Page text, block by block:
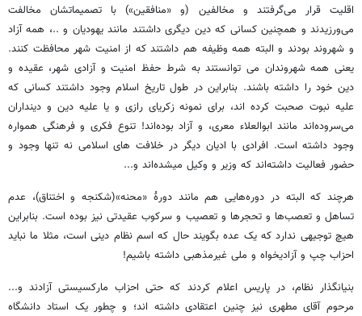
اقلیت قرار می‌گرفتند و مخالفین (و «منافقین») با تصمیماتشان مخالفت
می‌ورزیدند و همچنین کسانی که دین دیگری داشتند مانند یهودیان و ..، همه آزاد
و شهروند بودند و البته همه وظیفه هم داشتند که از امنیت شهر محافظت کنند.
یعنی همه شهروندان می توانستند به شرط حفظ امنیت و آزادی شهر، عقیده و
دین خود را داشته باشند. بنابراین در طول تاریخ اسلام وجود داشتند کسانی که
علیه نبوت صحبت کرده اند، برای نمونه زکریای رازی و یا علیه دین و دینداران
می‌سروده‌اند مانند ابوالعلاء معری، و آزاد بوده‌اند! تنوع فکری و فرهنگی همواره
وجود داشته است. افرادی با ادیان دیگر در خلافت های اسلامی نه تنها وجود و
حضور فعالیت داشته‌اند که وزیر و وکیل میشده‌اند و...
هرچند که البته در دوره‌هایی هم مانند دورهٔ «محنه»(شکنجه و اختناق)، عدم
تساهل و تعصب‌ها و تحجرها و تعصیب و سرکوب عقیدتی نیز بوده است. بنابراین
هیچ توجیهی ندارد که یک عده بگویند حال که اسم نظام دینی است، مثلا ما نباید
احزاب چپ و آزادیخواه و ملی غیرمذهبی داشته باشیم!
بنیانگذار نظام، در پاریس اعلام کردند که حتی احزاب مارکسیستی آزادند و...
مرحوم آقای مطهری نیز چنین اعتقادی داشته اند؛ و چطور یک استاد دانشگاه